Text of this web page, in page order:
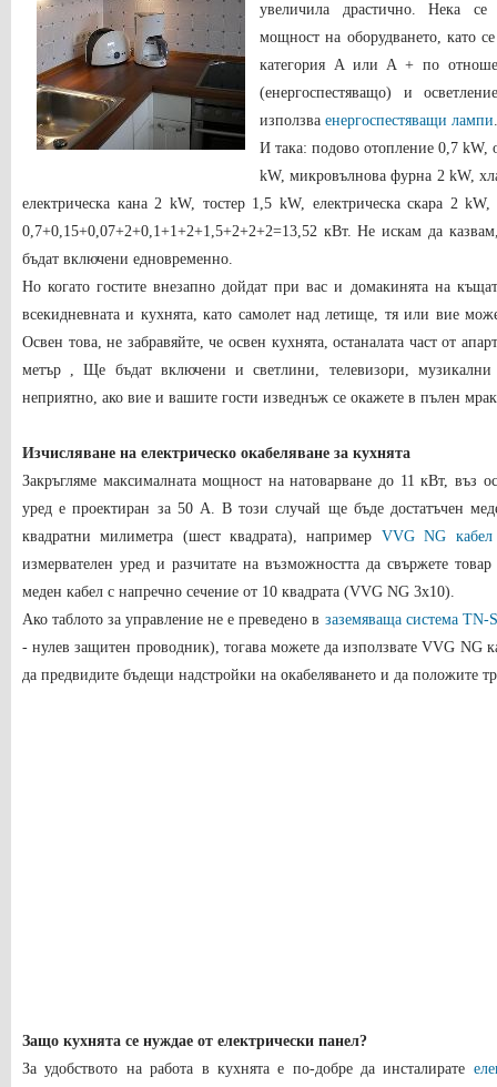
увеличила драстично. Нека
мощност на оборудването, като
категория A или A + по
(енергоспестяващо) и
използва енергоспестяващи лампи.
И така: подово отопление 0,7 kW,
kW, микровълнова фурна 2 kW,
електрическа кана 2 kW, тостер 1,5 kW, електрическа скара 2
0,7+0,15+0,07+2+0,1+1+2+1,5+2+2+2=13,52 кВт. Не искам да
бъдат включени едновременно.
Но когато гостите внезапно дойдат при вас и домакинята на
всекидневната и кухнята, като самолет над летище, тя или вие
Освен това, не забравяйте, че освен кухнята, останалата част от
метър , Ще бъдат включени и светлини, телевизори,
неприятно, ако вие и вашите гости изведнъж се окажете в пълен
Изчисляване на електрическо окабеляване за кухнята
Закръгляме максималната мощност на натоварване до 11 кВт, въз
уред е проектиран за 50 А. В този случай ще бъде достатъчен
квадратни милиметра (шест квадрата), например VVG NG кабел
измервателен уред и разчитате на възможността да свържете
меден кабел с напречно сечение от 10 квадрата (VVG NG 3x10).
Ако таблото за управление не е преведено в заземяваща система
- нулев защитен проводник), тогава можете да използвате VVG NG
да предвидите бъдещи надстройки на окабеляването и да положите
Защо кухнята се нуждае от електрически панел?
За удобството на работа в кухнята е по-добре да инсталирате